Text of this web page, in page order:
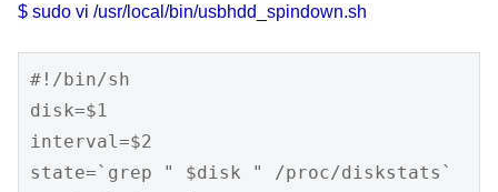
$ sudo vi /usr/local/bin/usbhdd_spindown.sh
#!/bin/sh
disk=$1
interval=$2
state=`grep " $disk " /proc/diskstats`